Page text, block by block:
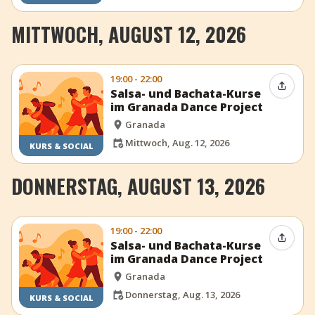
MITTWOCH, AUGUST 12, 2026
KURS & SOCIAL
19:00 - 22:00
Salsa- und Bachata-Kurse
im Granada Dance Project
Granada
Mittwoch, Aug. 12, 2026
Event
DONNERSTAG, AUGUST 13, 2026
KURS & SOCIAL
19:00 - 22:00
Salsa- und Bachata-Kurse
im Granada Dance Project
Granada
Donnerstag, Aug. 13, 2026
Event